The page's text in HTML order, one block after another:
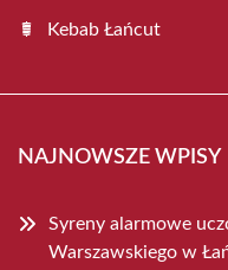
Kebab Łańcut
NAJNOWSZE WPISY
Syreny alarmowe
Warszawskiego w